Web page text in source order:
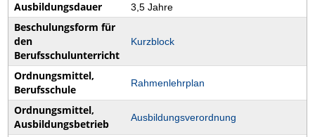
Ausbildungsdauer 3,5 Jahre
Beschulungsform für
den
Berufsschulunterricht
Kurzblock
Ordnungsmittel,
Berufsschule
Rahmenlehrplan
Ordnungsmittel,
Ausbildungsbetrieb
Ausbildungsverordnung